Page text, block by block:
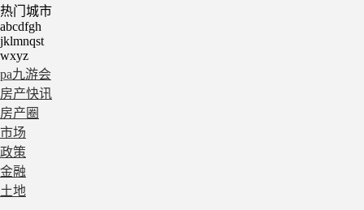
热门城市
abcdfgh
jklmnqst
wxyz
pa九游会
房产快讯
房产圈
市场
政策
金融
土地